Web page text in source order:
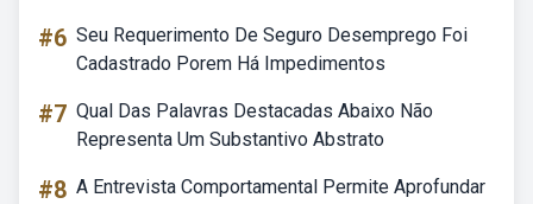
#6 Seu Requerimento De Seguro Desemprego Foi
Cadastrado Porem Há Impedimentos
#7 Qual Das Palavras Destacadas Abaixo Não
Representa Um Substantivo Abstrato
#8 A Entrevista Comportamental Permite Aprofundar